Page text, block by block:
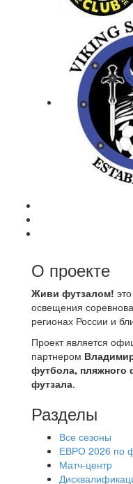
О проекте
Живи футзалом!
освещения
регионах России и
Проект является
партнером
футбола, пляжного
футзала.
Разделы
Все сезоны
ЕВРО 2026 по
Матч-центр